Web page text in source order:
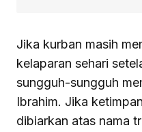
Jika kurban masih
kelaparan sehari
sungguh-sungguh
Ibrahim. Jika
dibiarkan atas nama